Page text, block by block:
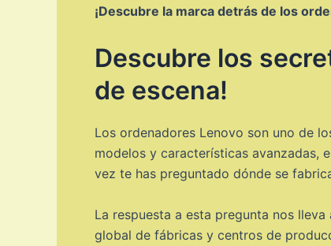
¡Descubre la marca detrás de los
Descubre los
de escena!
Los ordenadores Lenovo son uno de
modelos y características avanzadas,
vez te has preguntado dónde se
La respuesta a esta pregunta nos
global de fábricas y centros de